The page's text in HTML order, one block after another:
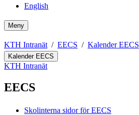
English
Meny
KTH Intranät EECS Kalender EECS
Kalender EECS
KTH Intranät
EECS
Skolinterna sidor för EECS